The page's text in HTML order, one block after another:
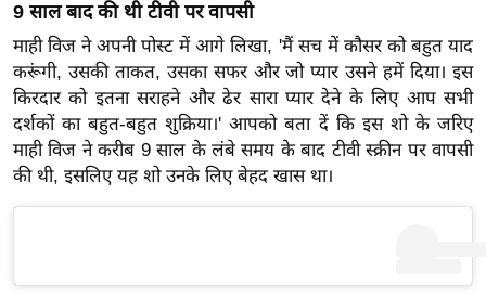
इं
डि
या
सा
हि
त्य
ऑ
9 साल बाद की थी टीवी पर वापसी
माही विज ने अपनी पोस्ट में आगे लिखा, 'मैं सच में कौसर को बहुत याद
करूंगी, उसकी ताकत, उसका सफर और जो प्यार उसने हमें दिया। इस
किरदार को इतना सराहने और ढेर सारा प्यार देने के लिए आप सभी
दर्शकों का बहुत-बहुत शुक्रिया।' आपको बता दें कि इस शो के जरिए
माही विज ने करीब 9 साल के लंबे समय के बाद टीवी स्क्रीन पर वापसी
की थी, इसलिए यह शो उनके लिए बेहद खास था।